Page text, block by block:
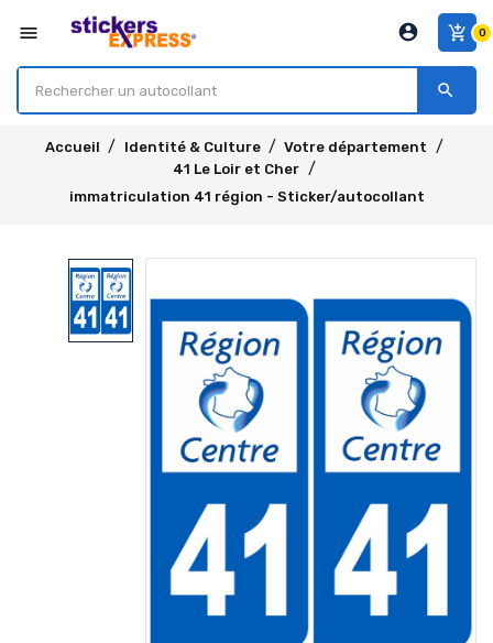
menu add_shopping_cart 0
account_circle
search
Accueil Identité & Culture
Votre département
41 Le Loir et Cher
immatriculation 41 région - Sticker/autocollant